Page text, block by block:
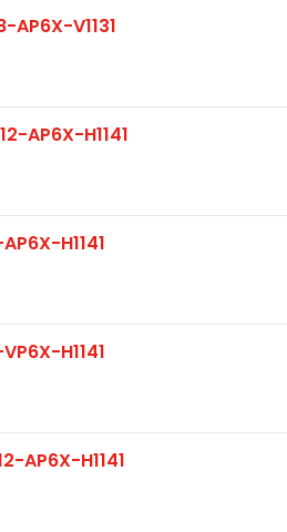
V1131
AP6X-H1141
H1141
H1141
AP6X-H1141